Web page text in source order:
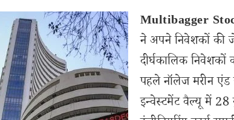
Multibagger
ने अपने निवेशकों की
दीर्घकालिक निवेशकों
पहले नॉलेज मरीन एंड
इन्वेस्टमेंट वैल्यू में 28